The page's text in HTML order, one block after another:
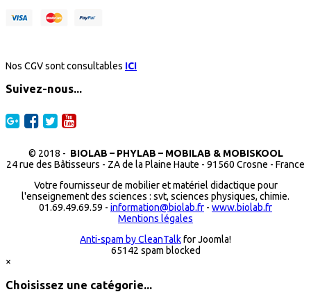
Nos CGV sont consultables ICI
Suivez-nous...
© 2018 - BIOLAB – PHYLAB – MOBILAB & MOBISKOOL
24 rue des Bâtisseurs - ZA de la Plaine Haute - 91560 Crosne - France
Votre fournisseur de mobilier et matériel didactique pour
l'enseignement des sciences : svt, sciences physiques, chimie.
01.69.49.69.59 - information@biolab.fr - www.biolab.fr
Mentions légales
Anti-spam by CleanTalkfor Joomla!
65142 spam blocked
×
Choisissez une catégorie...